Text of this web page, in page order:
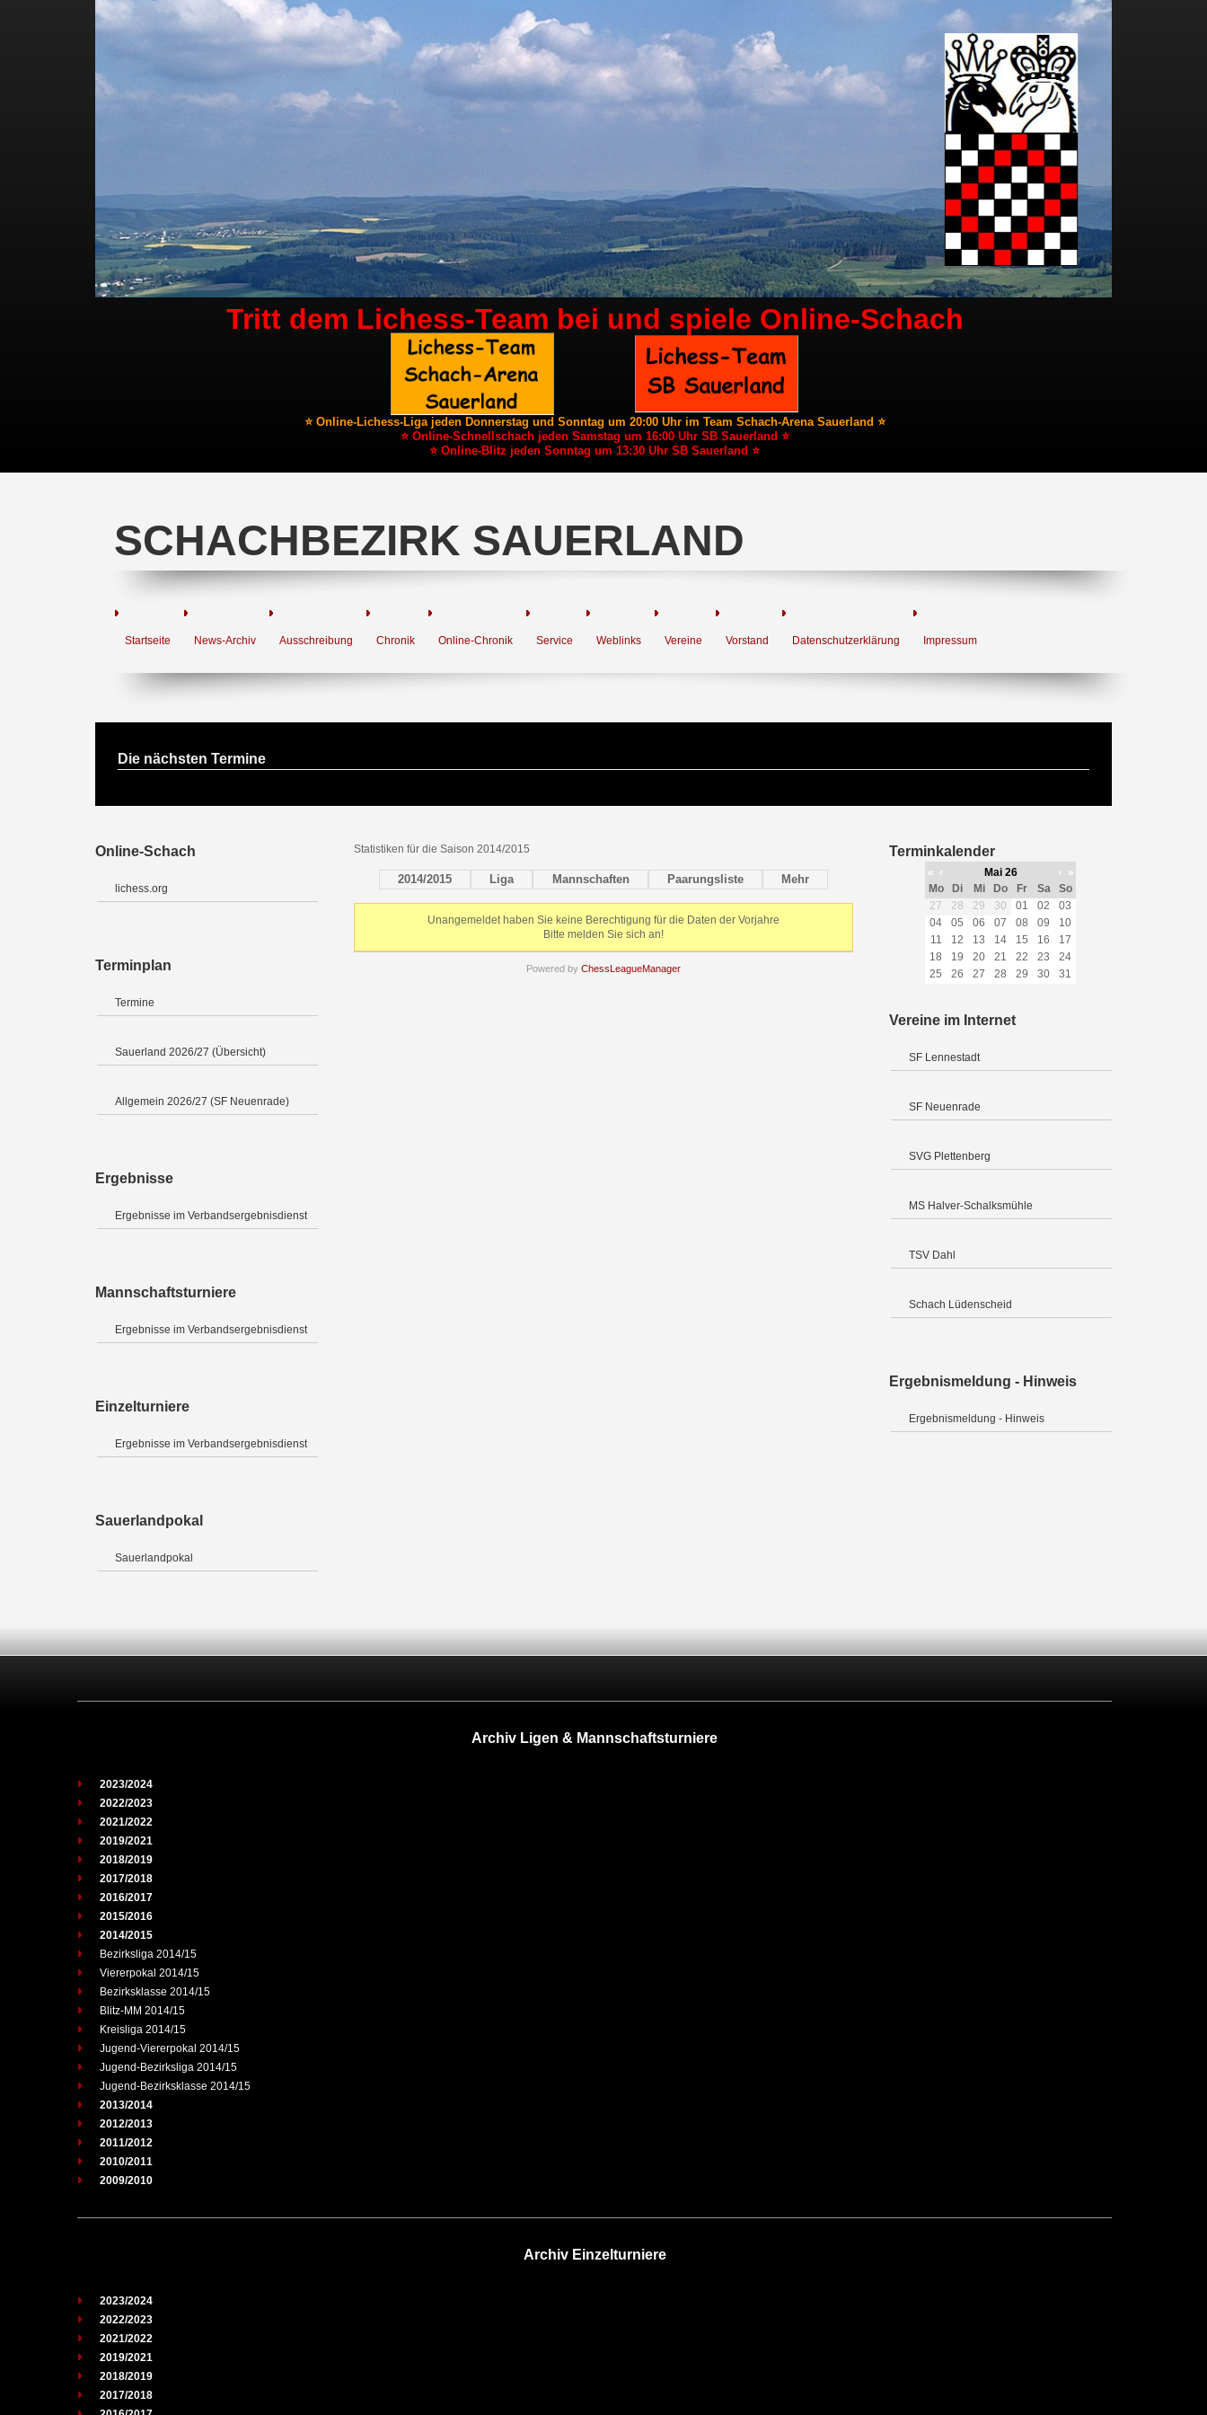
Tritt dem Lichess-Team bei und spiele Online-Schach
⭐ Online-Lichess-Liga jeden Donnerstag und Sonntag um 20:00 Uhr im Team Schach-Arena Sauerland ⭐
⭐ Online-Schnellschach jeden Samstag um 16:00 Uhr SB Sauerland ⭐
⭐ Online-Blitz jeden Sonntag um 13:30 Uhr SB Sauerland ⭐
SCHACHBEZIRK SAUERLAND
Startseite News-Archiv Ausschreibung Chronik Online-Chronik Service Weblinks Vereine Vorstand Datenschutzerklärung Impressum
Die nächsten Termine
Online-Schach
lichess.org
Terminplan
Termine
Sauerland 2026/27 (Übersicht)
Allgemein 2026/27 (SF Neuenrade)
Ergebnisse
Ergebnisse im Verbandsergebnisdienst
Mannschaftsturniere
Ergebnisse im Verbandsergebnisdienst
Einzelturniere
Ergebnisse im Verbandsergebnisdienst
Sauerlandpokal
Sauerlandpokal
Statistiken für die Saison 2014/2015
2014/2015 Liga Mannschaften Paarungsliste Mehr
Unangemeldet haben Sie keine Berechtigung für die Daten der Vorjahre
Bitte melden Sie sich an!
Powered by ChessLeagueManager
Terminkalender
« ‹ Mai 26 ›
»
Mo
Di Mi Do Fr Sa
So
27
28 29 30 01 02
03
04
05 06 07 08 09
10
11
12 13 14 15 16
17
18
19 20 21 22 23
24
25
26 27 28 29 30 31
Vereine im Internet
SF Lennestadt
SF Neuenrade
SVG Plettenberg
MS Halver-Schalksmühle
TSV Dahl
Schach Lüdenscheid
Ergebnismeldung - Hinweis
Ergebnismeldung - Hinweis
Archiv Ligen & Mannschaftsturniere
2023/2024
2022/2023
2021/2022
2019/2021
2018/2019
2017/2018
2016/2017
2015/2016
2014/2015
Bezirksliga 2014/15
Viererpokal 2014/15
Bezirksklasse 2014/15
Blitz-MM 2014/15
Kreisliga 2014/15
Jugend-Viererpokal 2014/15
Jugend-Bezirksliga 2014/15
Jugend-Bezirksklasse 2014/15
2013/2014
2012/2013
2011/2012
2010/2011
2009/2010
Archiv Einzelturniere
2023/2024
2022/2023
2021/2022
2019/2021
2018/2019
2017/2018